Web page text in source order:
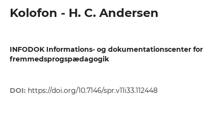
Kolofon - H. C. Andersen
INFODOK Informations- og dokumentationscenter for
fremmedsprogspædagogik
DOI: https://doi.org/10.7146/spr.v11i33.112448